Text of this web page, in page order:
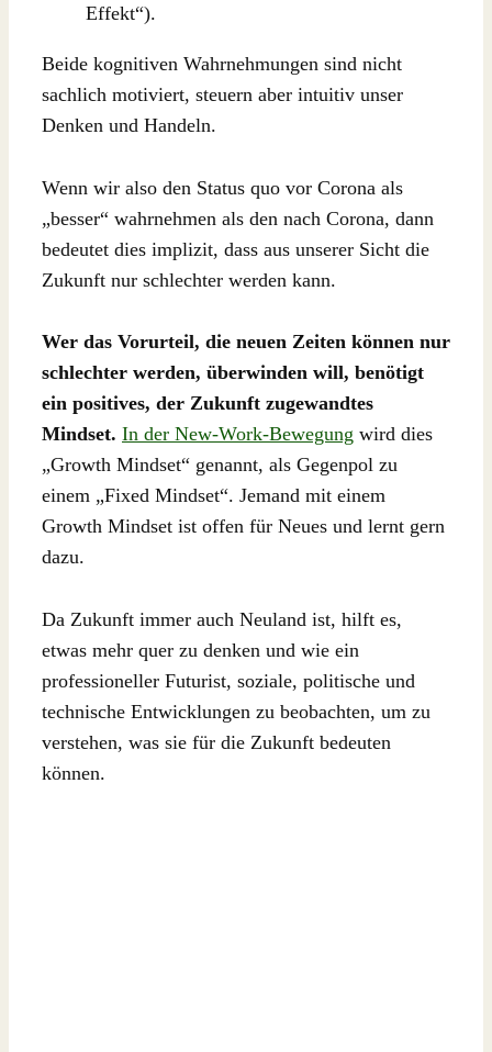
Effekt“).
Beide kognitiven Wahrnehmungen sind nicht
sachlich motiviert, steuern aber intuitiv unser
Denken und Handeln.
Wenn wir also den Status quo vor Corona als
„besser“ wahrnehmen als den nach Corona, dann
bedeutet dies implizit, dass aus unserer Sicht die
Zukunft nur schlechter werden kann.
Wer das Vorurteil, die neuen Zeiten können nur
schlechter werden, überwinden will, benötigt
ein positives, der Zukunft zugewandtes
Mindset. In der New-Work-Bewegung wird dies
„Growth Mindset“ genannt, als Gegenpol zu
einem „Fixed Mindset“. Jemand mit einem
Growth Mindset ist offen für Neues und lernt gern
dazu.
Da Zukunft immer auch Neuland ist, hilft es,
etwas mehr quer zu denken und wie ein
professioneller Futurist, soziale, politische und
technische Entwicklungen zu beobachten, um zu
verstehen, was sie für die Zukunft bedeuten
können.